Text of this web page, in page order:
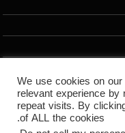
We use cookies on
relevant experience
repeat visits. By
of ALL the cookies.